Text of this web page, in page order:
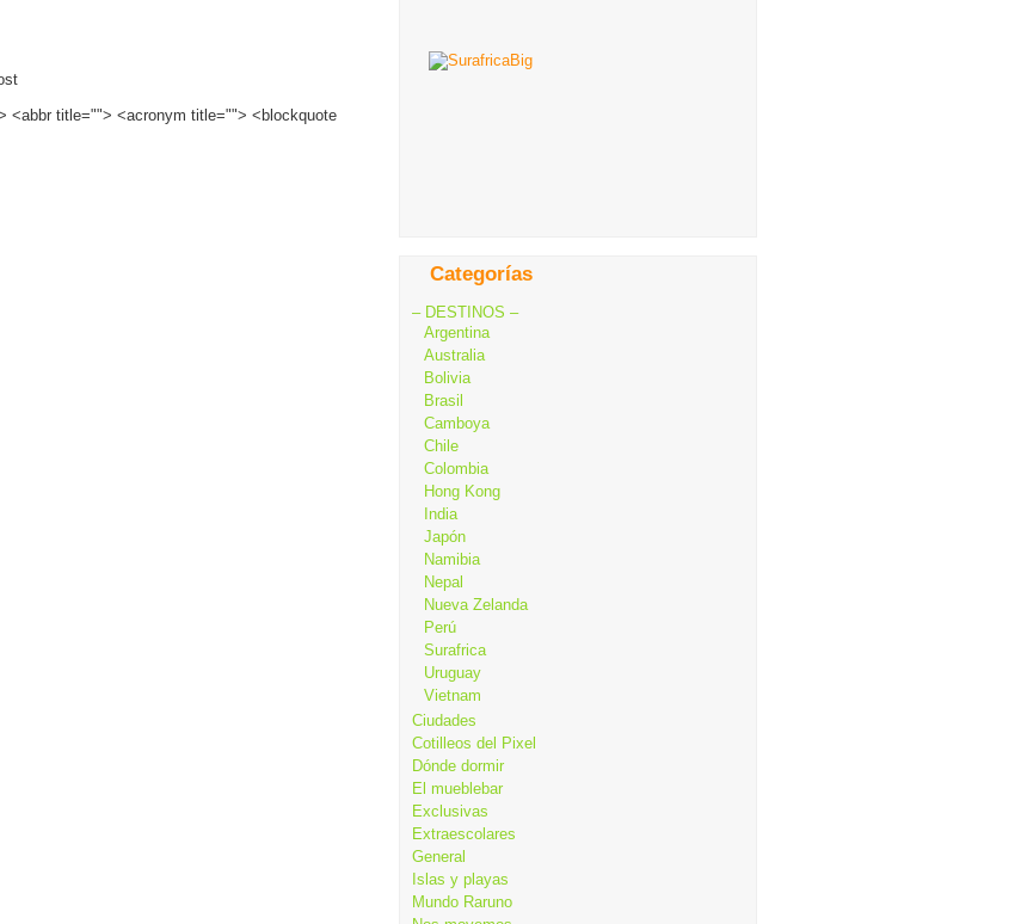
<abbr title=""> <acronym title=""> <blockquote
Categorías
– DESTINOS –
Argentina
Australia
Bolivia
Brasil
Camboya
Chile
Colombia
Hong Kong
India
Japón
Namibia
Nepal
Nueva Zelanda
Perú
Surafrica
Uruguay
Vietnam
Ciudades
Cotilleos del Pixel
Dónde dormir
El mueblebar
Exclusivas
Extraescolares
General
Islas y playas
Mundo Raruno